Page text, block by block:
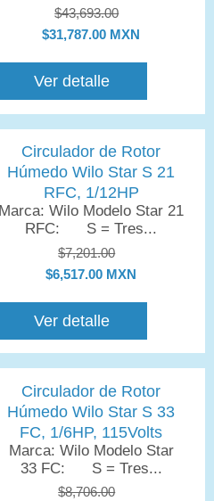
$43,693.00
$31,787.00 MXN
Ver detalle
Circulador de Rotor
Húmedo Wilo Star S 21
RFC, 1/12HP
Marca: Wilo Modelo Star 21
RFC: S = Tres...
$7,201.00
$6,517.00 MXN
Ver detalle
Circulador de Rotor
Húmedo Wilo Star S 33
FC, 1/6HP, 115Volts
Marca: Wilo Modelo Star
33 FC: S = Tres...
$8,706.00